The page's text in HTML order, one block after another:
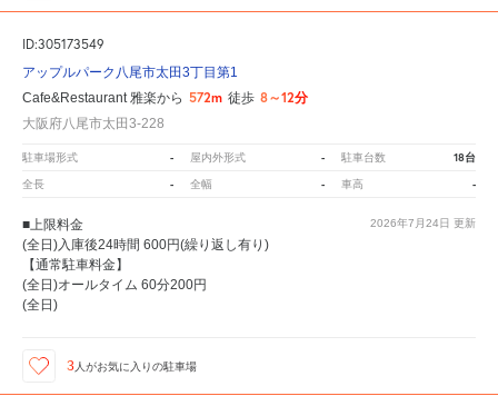
ID:305173549
アップルパーク八尾市太田3丁目第1
Cafe&Restaurant 雅楽から 572m 徒歩 8～12分
大阪府八尾市太田3-228
駐車場形式 - 屋内外形式 - 駐車台数 18台
全長 - 全幅 - 車高 -
2026年7月24日 更新
■上限料金
(全日)入庫後24時間 600円(繰り返し有り)
【通常駐車料金】
(全日)オールタイム 60分200円
(全日)
3人がお気に入りの駐車場